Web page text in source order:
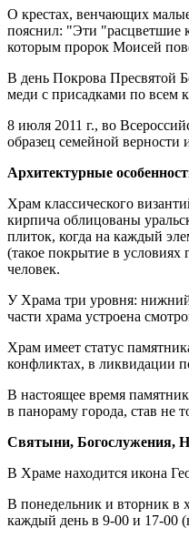
О крестах, венчающих
пояснил: "Эти "расцветшие
которым пророк Моисей
В день Покрова Пресвятой
меди с присадками по всем
8 июля 2011 г., во
образец семейной верности
Архитектурные
Храм классического
кирпича облицованы
плиток, когда на каждый
(такое покрытие в условиях
человек.
У Храма три уровня: нижний
части храма устроена
Храм имеет статус
конфликтах, в ликвидации
В настоящее время
в панораму города, став не
Святыни, Богослужения,
В Храме находится икона
В понедельник и вторник в
каждый день в 9-00 и 17-00